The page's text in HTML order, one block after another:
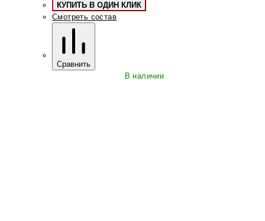
КУПИТЬ В ОДИН КЛИК
Смотреть состав
Сравнить
В наличии